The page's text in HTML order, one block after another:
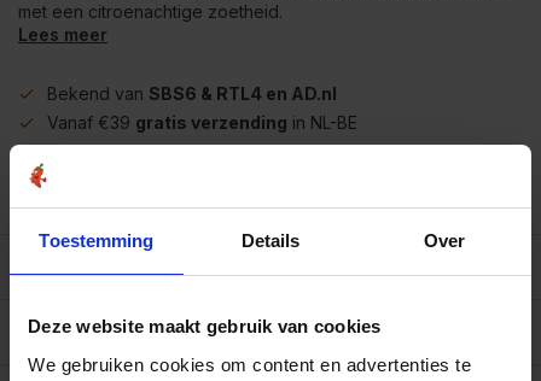
Toestemming Details Over
Deze website maakt gebruik van cookies
We gebruiken cookies om content en advertenties te
met een citroenachtige zoetheid.
Lees meer
Bekend van SBS6 & RTL4 en AD.nl
Vanaf €39 gratis verzending in NL-BE
Meer dan450 soorten op voorraad
Reviews 0/10